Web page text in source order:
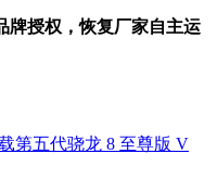
牌授权，恢复厂家自主运